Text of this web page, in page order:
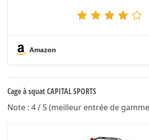
sans câble de Traction -
Amazon
Cage à squat CAPITAL SPORTS
Note : 4 / 5 (meilleur entrée de